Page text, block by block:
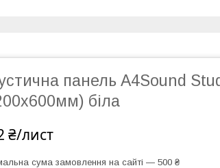
панель A4Sound
біла
₴/лист
сума замовлення на сайті — 500 ₴